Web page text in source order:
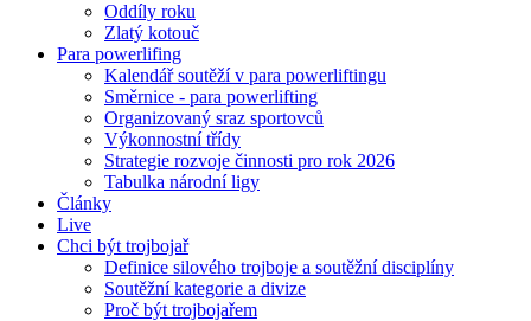
Oddíly roku
Zlatý kotouč
Para powerlifing
Kalendář soutěží v para powerliftingu
Směrnice - para powerlifting
Organizovaný sraz sportovců
Výkonnostní třídy
Strategie rozvoje činnosti pro rok 2026
Tabulka národní ligy
Články
Live
Chci být trojbojař
Definice silového trojboje a soutěžní disciplíny
Soutěžní kategorie a divize
Proč být trojbojařem